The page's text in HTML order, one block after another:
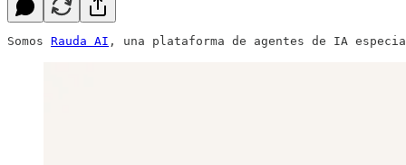
Somos Rauda AI , una plataforma de agentes de IA